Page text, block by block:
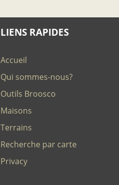
LIENS RAPIDES
Accueil
Qui sommes-nous?
Outils Broosco
Maisons
Terrains
Recherche par carte
Privacy